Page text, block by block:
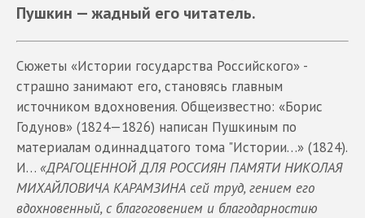
Пушкин — жадный его читатель.
Сюжеты «Истории государства Российского» -
страшно занимают его, становясь главным
источником вдохновения. Общеизвестно: «Борис
Годунов» (1824—1826) написан Пушкиным по
материалам одиннадцатого тома "Истории…» (1824).
И… «ДРАГОЦЕННОЙ ДЛЯ РОССИЯН ПАМЯТИ НИКОЛАЯ
МИХАЙЛОВИЧА КАРАМЗИНА сей труд, гением его
вдохновенный, с благоговением и благодарностию